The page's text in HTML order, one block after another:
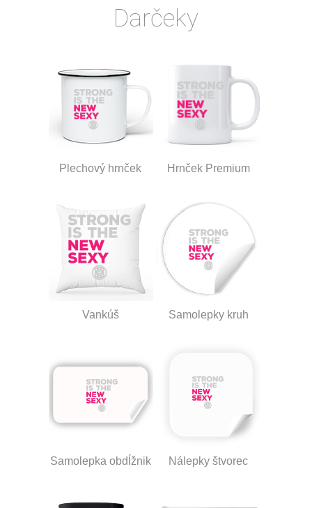
Darčeky
Plechový hrnček Hrnček Premium
Vankúš Samolepky kruh
Samolepka obdĺžnik Nálepky štvorec